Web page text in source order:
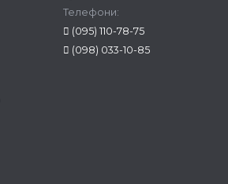
Телефони:
(095) 110-78-75
(098) 033-10-85